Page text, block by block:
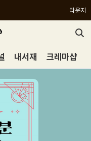
라운지
내서재 크레마샵